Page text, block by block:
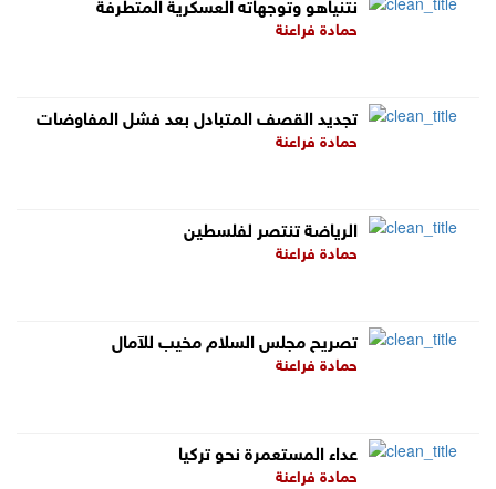
حمادة فراعنة
تجديد القصف المتبادل بعد فشل المفاوضات
حمادة فراعنة
الرياضة تنتصر لفلسطين
حمادة فراعنة
تصريح مجلس السلام مخيب للآمال
حمادة فراعنة
عداء المستعمرة نحو تركيا
حمادة فراعنة